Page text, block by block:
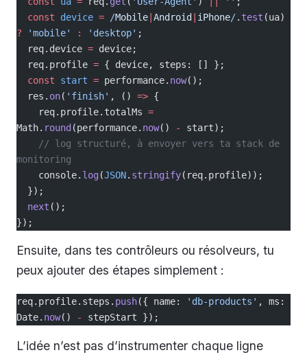
  const
device = /Mobile Android iPhone/. test
? 'mobile' : 'desktop' ;
  req.device
= device;
  req.profile
= { device, steps: [] };
  const
start = performance. now();
  res.
on( 'finish' , () => {
    req.profile.totalMs
=
Math. round (performance. now() -
start);
monitoring
    console.
log(JSON. stringify(req.profile));
  });
  next
();
});
Ensuite, dans tes contrôleurs ou résolveurs, tu
peux ajouter des étapes simplement :
req.profile.steps. push({ name: 'db-products' , ms:
Date. now() - stepStart });
L’idée n’est pas d’instrumenter chaque ligne